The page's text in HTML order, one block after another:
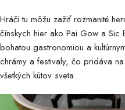
Hráči tu môžu zažiť rozmanité
čínskych hier ako Pai Gow a Sic
bohatou gastronomiou a
chrámy a festivaly, čo pridáva
všetkých kútov sveta.